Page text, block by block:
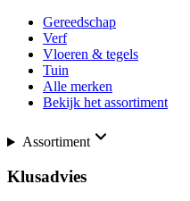
Gereedschap
Verf
Vloeren & tegels
Tuin
Alle merken
Bekijk het assortiment
Assortiment
Klusadvies